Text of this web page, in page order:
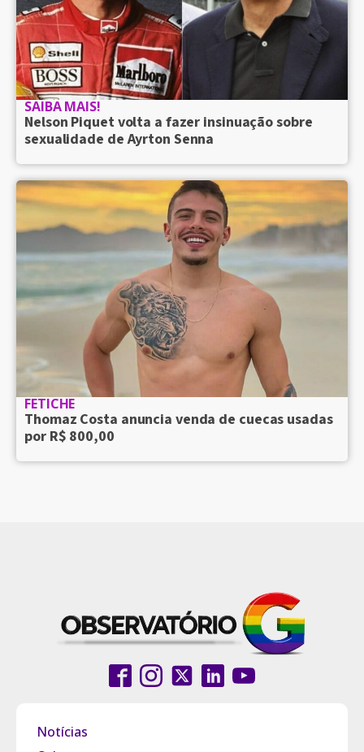
SAIBA MAIS!
Nelson Piquet volta a fazer insinuação sobre
sexualidade de Ayrton Senna
FETICHE
Thomaz Costa anuncia venda de cuecas usadas
por R$ 800,00
Notícias